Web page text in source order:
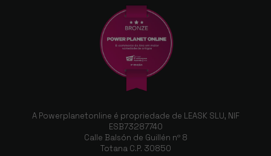
A Powerplanetonline é propriedade de LEASK SLU, NIF
ESB73287740
Calle Balsón de Guillén nº 8
Totana C.P. 30850